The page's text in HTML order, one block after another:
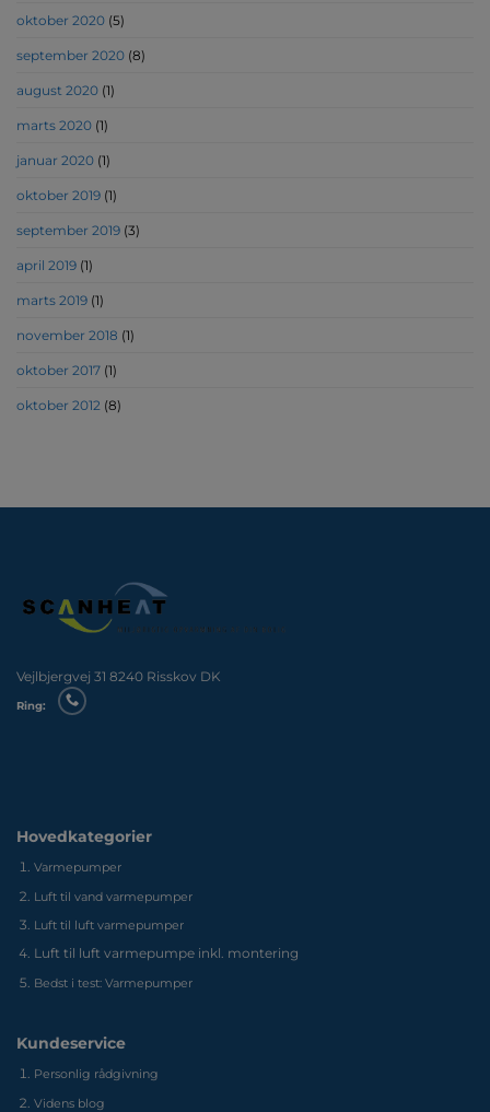
oktober 2020 (5)
september 2020 (8)
august 2020 (1)
marts 2020 (1)
januar 2020 (1)
oktober 2019 (1)
september 2019 (3)
april 2019 (1)
marts 2019 (1)
november 2018 (1)
oktober 2017 (1)
oktober 2012 (8)
Vejlbjergvej 31 8240 Risskov DK
Ring:
Hovedkategorier
Varmepumper
Luft til vand varmepumper
Luft til luft varmepumper
Luft til luft varmepumpe inkl. montering
Bedst i test: Varmepumper
Kundeservice
Personlig rådgivning
Videns blog